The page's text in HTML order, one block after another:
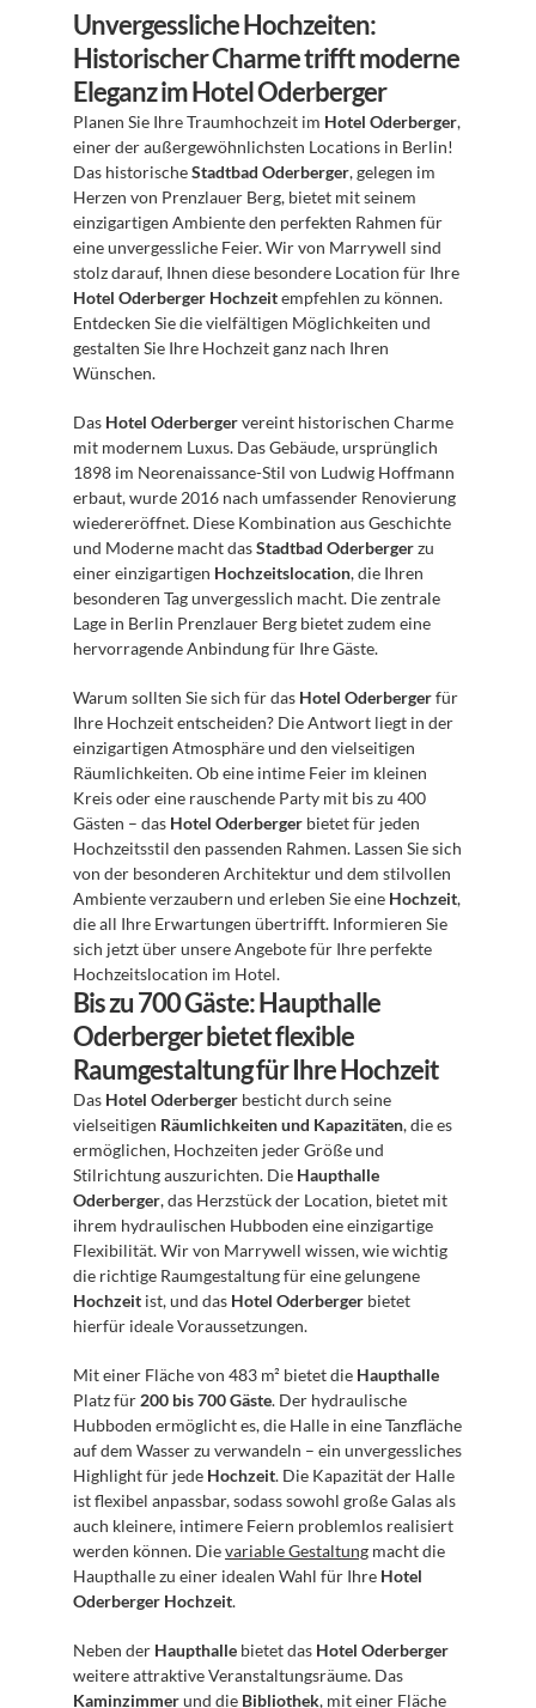
Unvergessliche Hochzeiten:
Historischer Charme trifft moderne
Eleganz im Hotel Oderberger
Planen Sie Ihre Traumhochzeit im Hotel Oderberger,
einer der außergewöhnlichsten Locations in Berlin!
Das historische Stadtbad Oderberger, gelegen im
Herzen von Prenzlauer Berg, bietet mit seinem
einzigartigen Ambiente den perfekten Rahmen für
eine unvergessliche Feier. Wir von Marrywell sind
Hotel Oderberger Hochzeit empfehlen zu können.
Entdecken Sie die vielfältigen Möglichkeiten und
gestalten Sie Ihre Hochzeit ganz nach Ihren
Wünschen.
Das Hotel Oderberger vereint historischen Charme
mit modernem Luxus. Das Gebäude, ursprünglich
1898 im Neorenaissance-Stil von Ludwig Hoffmann
erbaut, wurde 2016 nach umfassender Renovierung
wiedereröffnet. Diese Kombination aus Geschichte
und Moderne macht das Stadtbad Oderberger zu
einer einzigartigen Hochzeitslocation, die Ihren
besonderen Tag unvergesslich macht. Die zentrale
Lage in Berlin Prenzlauer Berg bietet zudem eine
hervorragende Anbindung für Ihre Gäste.
Warum sollten Sie sich für das Hotel Oderberger für
Ihre Hochzeit entscheiden? Die Antwort liegt in der
einzigartigen Atmosphäre und den vielseitigen
Räumlichkeiten. Ob eine intime Feier im kleinen
Kreis oder eine rauschende Party mit bis zu 400
Gästen – das Hotel Oderberger bietet für jeden
Hochzeitsstil den passenden Rahmen. Lassen Sie sich
von der besonderen Architektur und dem stilvollen
Ambiente verzaubern und erleben Sie eine Hochzeit,
die all Ihre Erwartungen übertrifft. Informieren Sie
sich jetzt über unsere Angebote für Ihre perfekte
Hochzeitslocation im Hotel.
Bis zu 700 Gäste: Haupthalle
Oderberger bietet flexible
Raumgestaltung für Ihre Hochzeit
Das Hotel Oderberger besticht durch seine
vielseitigen Räumlichkeiten und Kapazitäten, die es
ermöglichen, Hochzeiten jeder Größe und
Stilrichtung auszurichten. Die Haupthalle
Oderberger, das Herzstück der Location, bietet mit
ihrem hydraulischen Hubboden eine einzigartige
Flexibilität. Wir von Marrywell wissen, wie wichtig
Hochzeit ist, und das Hotel Oderberger bietet
hierfür ideale Voraussetzungen.
Mit einer Fläche von 483 m² bietet die Haupthalle
Platz für 200 bis 700 Gäste. Der hydraulische
Hubboden ermöglicht es, die Halle in eine Tanzfläche
auf dem Wasser zu verwandeln – ein unvergessliches
Highlight für jede Hochzeit. Die Kapazität der Halle
ist flexibel anpassbar, sodass sowohl große Galas als
auch kleinere, intimere Feiern problemlos realisiert
werden können. Die variable Gestaltung macht die
Haupthalle zu einer idealen Wahl für Ihre Hotel
Oderberger Hochzeit.
Neben der Haupthalle bietet das Hotel Oderberger
Kaminzimmer und die Bibliothek, mit einer Fläche